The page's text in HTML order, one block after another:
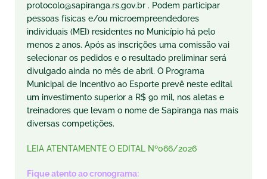
protocolo@sapiranga.rs.gov.br . Podem participar
pessoas físicas e/ou microempreendedores
individuais (MEI) residentes no Município há pelo
menos 2 anos. Após as inscrições uma comissão vai
selecionar os pedidos e o resultado preliminar será
divulgado ainda no mês de abril. O Programa
Municipal de Incentivo ao Esporte prevê neste edital
um investimento superior a R$ 90 mil, nos aletas e
treinadores que levam o nome de Sapiranga nas mais
diversas competições.
LEIA ATENTAMENTE O EDITAL Nº066/2026
Fique atento ao cronograma: